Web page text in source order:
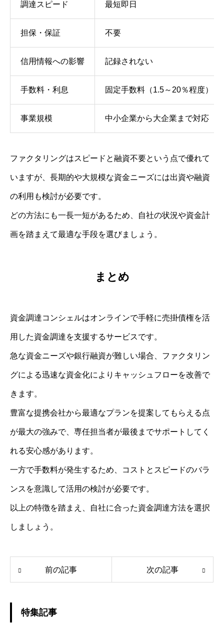
調達スピード 最短即日
担保・保証 不要
信用情報への影響 記録されない
手数料・利息 固定手数料（1.5～20％程度）
事業規模 中小企業から大企業まで対応
ファクタリングはスピードと融資不要という点で優れて
いますが、長期的や大規模な資金ニーズには出資や融資
の利用も検討が必要です。
どの方法にも一長一短があるため、自社の状況や資金計
画を踏まえて最適な手段を選びましょう。
まとめ
資金調達コンシェルはオンラインで手軽に売掛債権を活
用した資金調達を支援するサービスです。
急な資金ニーズや銀行融資が難しい場合、ファクタリン
グによる迅速な資金化によりキャッシュフローを改善で
きます。
豊富な提携会社から最適なプランを提案してもらえる点
が最大の強みで、専任担当者が最後までサポートしてく
れる安心感があります。
一方で手数料が発生するため、コストとスピードのバラ
ンスを意識して活用の検討が必要です。
以上の特徴を踏まえ、自社に合った資金調達方法を選択
しましょう。
前の記事 次の記事
特集記事